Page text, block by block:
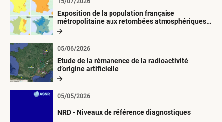
Exposition de la population française
métropolitaine aux retombées atmosphériques
radioactives depuis 1945
15/07/2026
Etude de la rémanence de la radioactivité
d’origine artificielle
05/06/2026
NRD - Niveaux de référence diagnostiques
05/05/2026